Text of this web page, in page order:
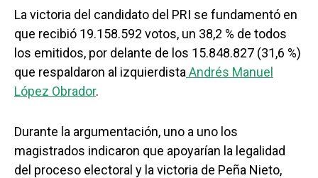
La victoria del candidato del PRI se fundamentó en
que recibió 19.158.592 votos, un 38,2 % de todos
los emitidos, por delante de los 15.848.827 (31,6 %)
que respaldaron al izquierdista Andrés Manuel
López Obrador.
Durante la argumentación, uno a uno los
magistrados indicaron que apoyarían la legalidad
del proceso electoral y la victoria de Peña Nieto,